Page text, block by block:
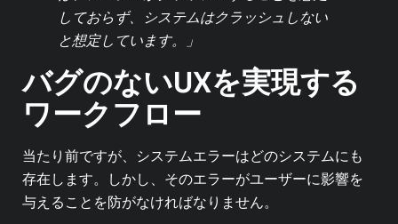
しておらず、システムはクラッシュしない
と想定しています。」
バグのないUXを実現する
ワークフロー
当たり前ですが、システムエラーはどのシステムにも
存在します。しかし、そのエラーがユーザーに影響を
与えることを防がなければなりません。